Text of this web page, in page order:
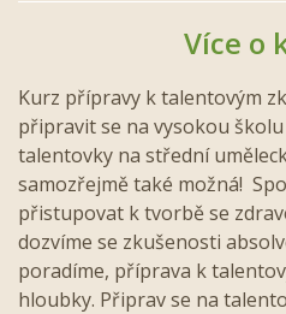
Více o
Kurz přípravy k talentovým
připravit se na vysokou
talentovky na střední
samozřejmě také možná!
přistupovat k tvorbě se
dozvíme se zkušenosti
poradíme, příprava k
hloubky. Připrav se na